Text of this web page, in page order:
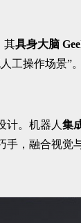
其具身大脑
工操作场景”。
计。机器人集
手，融合视觉